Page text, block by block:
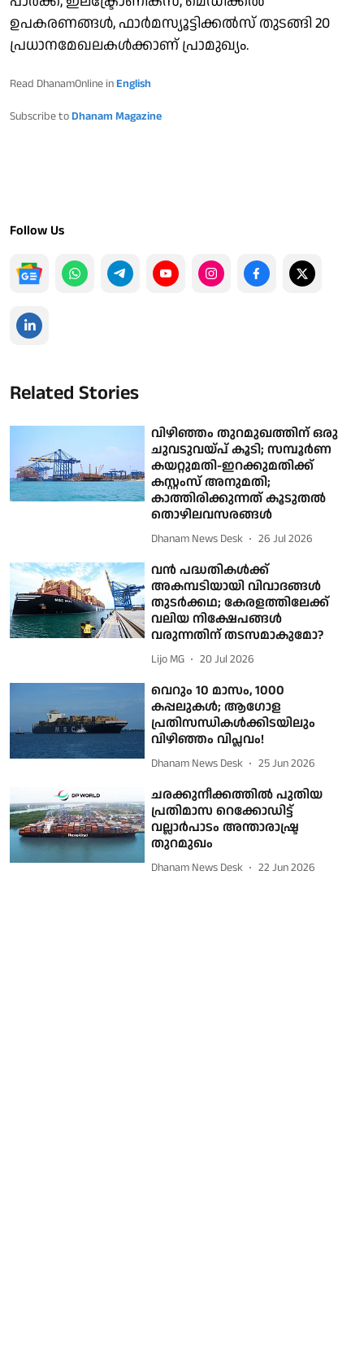
ഉപകരണങ്ങള്‍, ഫാര്‍മസ്യൂട്ടിക്കല്‍സ് തുടങ്ങി 20
പ്രധാനമേഖലകള്‍ക്കാണ് പ്രാമുഖ്യം.
Read DhanamOnline in English
Subscribe to Dhanam Magazine
Follow Us
Related Stories
വിഴിഞ്ഞം തുറമുഖത്തിന് ഒരു
ചുവടുവയ്പ് കൂടി; സമ്പൂര്‍ണ
കയറ്റുമതി-ഇറക്കുമതിക്ക്
കസ്റ്റംസ് അനുമതി;
കാത്തിരിക്കുന്നത് കൂടുതല്‍
തൊഴിലവസരങ്ങള്‍
Dhanam News Desk 26 Jul 2026
വന്‍ പദ്ധതികള്‍ക്ക്
അകമ്പടിയായി വിവാദങ്ങള്‍
തുടര്‍ക്കഥ; കേരളത്തിലേക്ക്
വലിയ നിക്ഷേപങ്ങള്‍
വരുന്നതിന് തടസമാകുമോ?
Lijo MG 20 Jul 2026
വെറും 10 മാസം, 1000
കപ്പലുകള്‍; ആഗോള
പ്രതിസന്ധികള്‍ക്കിടയിലും
വിഴിഞ്ഞം വിപ്ലവം!
Dhanam News Desk 25 Jun 2026
ചരക്കുനീക്കത്തില്‍ പുതിയ
പ്രതിമാസ റെക്കോഡിട്ട്
വല്ലാര്‍പാടം അന്താരാഷ്ട്ര
തുറമുഖം
Dhanam News Desk 22 Jun 2026